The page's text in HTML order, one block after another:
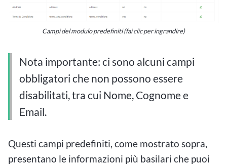
Campi del modulo predefiniti (fai clic per ingrandire)
Nota importante: ci sono alcuni campi
obbligatori che non possono essere
disabilitati, tra cui Nome, Cognome e
Email.
Questi campi predefiniti, come mostrato sopra,
presentano le informazioni più basilari che puoi